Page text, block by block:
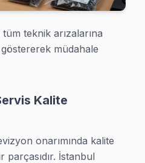
temelini garanti
işçilik 6 ay boyunca
Her servis sonrası detaylı
kontrol ve bakım
Sık Karşılaşılan
teknik arızalarına
müdahale
Kalite
onarımında kalite
parçasıdır. İstanbul